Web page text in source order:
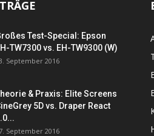
Test-Special: Epson
TW7300 vs. EH-TW9300 (W)
September 2016
& Praxis: Elite Screens
5D vs. Draper React
September 2016